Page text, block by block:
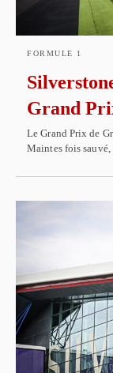
FORMULE 1
Grand
Le Grand Prix de
Maintes fois